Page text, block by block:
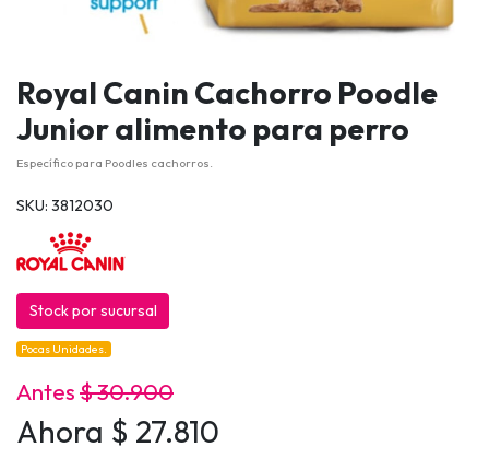
Royal Canin Cachorro Poodle
Junior alimento para perro
Específico para Poodles cachorros.
SKU: 3812030
Stock por sucursal
Pocas Unidades.
Antes$ 30.900
Ahora $ 27.810